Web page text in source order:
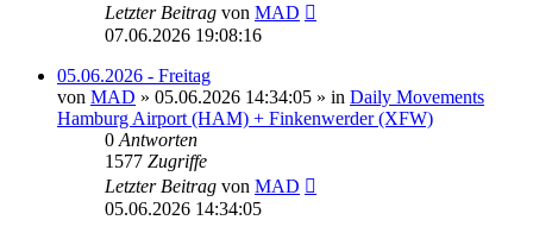
Letzter Beitrag von MAD
07.06.2026 19:08:16
05.06.2026 - Freitag
von MAD » 05.06.2026 14:34:05 » in Daily Movements
Hamburg Airport (HAM) + Finkenwerder (XFW)
0 Antworten
1577 Zugriffe
Letzter Beitrag von MAD
05.06.2026 14:34:05